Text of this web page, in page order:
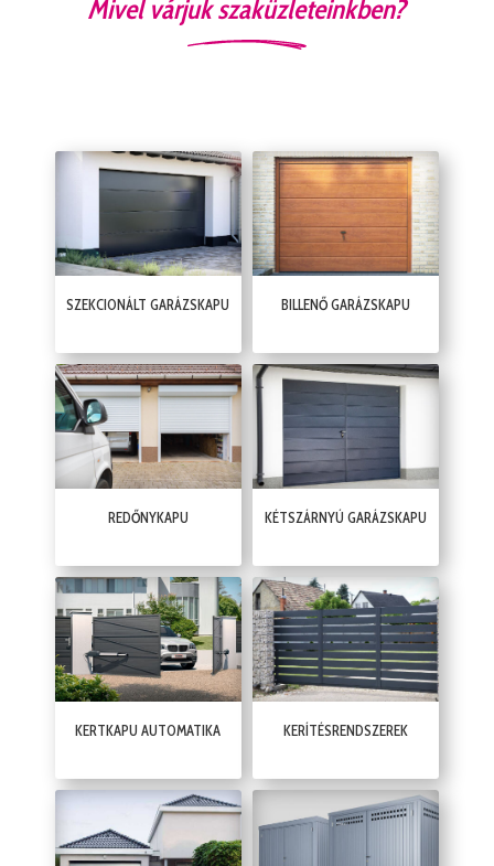
Mivel várjuk szaküzleteinkben?
SZEKCIONÁLT GARÁZSKAPU BILLENŐ GARÁZSKAPU
REDŐNYKAPU KÉTSZÁRNYÚ GARÁZSKAPU
KERTKAPU AUTOMATIKA KERÍTÉSRENDSZEREK